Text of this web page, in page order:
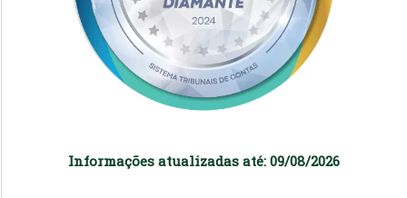
Informações atualizadas até: 09/08/2026